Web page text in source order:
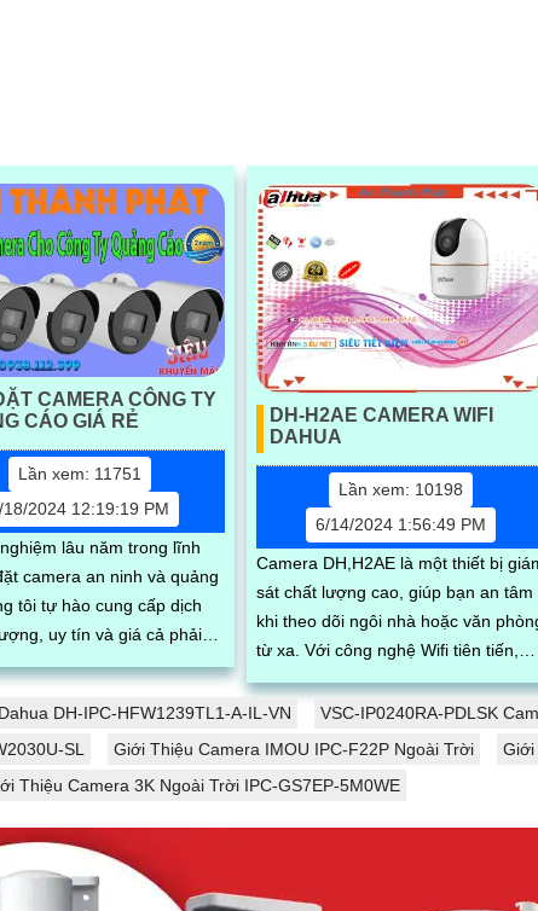
CAMERA CÔNG TY
CÁO GIÁ RẺ
Lần xem: 11751
18/2024 12:19:19 PM
lâu năm trong lĩnh
camera an ninh và quảng
tôi tự hào cung cấp dịch
uy tín và giá cả phải
DH-H2AE CAMERA WIFI
DAHUA
Lần xem: 10198
6/14/2024 1:56:49 PM
Camera DH,H2AE là một thiết bị
sát chất lượng cao, giúp bạn an tâm
khi theo dõi ngôi nhà hoặc văn
từ xa. Với công nghệ Wifi tiên tiến,
bạn có thể dễ dàng kết nối và kiểm
soát từ xa thông qua ứng dụng di
DH-IPC-HFW1239TL1-A-IL-VN
VSC-IP0240RA-PDLSK
SL Giới Thiệu Camera IMOU IPC-F22P Ngoài Trời
Giới
Thiệu Camera 3K Ngoài Trời IPC-GS7EP-5M0WE